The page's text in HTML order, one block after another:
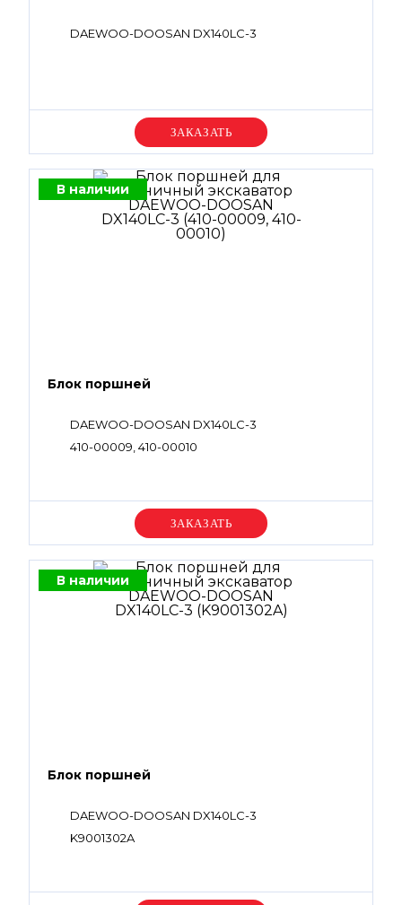
DAEWOO-DOOSAN DX140LC-3
Уточняйте цену
В наличии
Блок поршней
DAEWOO-DOOSAN DX140LC-3
410-00009, 410-00010
Уточняйте цену
В наличии
Блок поршней
DAEWOO-DOOSAN DX140LC-3
K9001302A